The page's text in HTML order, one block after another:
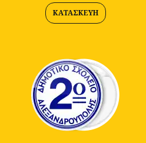
ΚΑΤΑΣΚΕΥΉ